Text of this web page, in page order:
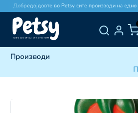
Добредојдовте во Petsy сите производи на едно
Производи